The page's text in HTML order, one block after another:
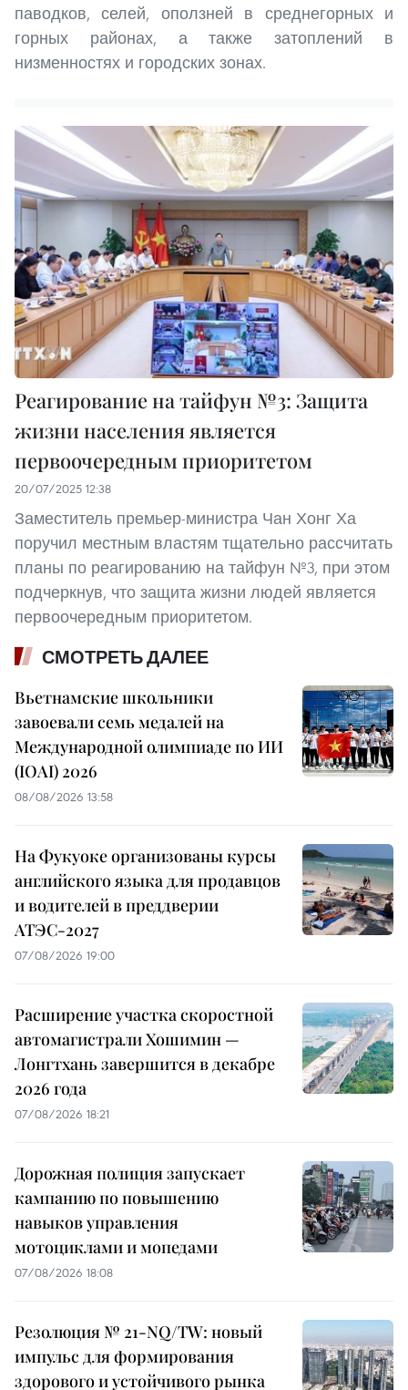
паводков, селей, оползней в среднегорных и
горных районах, а также затоплений в
низменностях и городских зонах.
Реагирование на тайфун №3: Защита
жизни населения является
первоочередным приоритетом
20/07/2025 12:38
Заместитель премьер-министра Чан Хонг Ха
поручил местным властям тщательно рассчитать
планы по реагированию на тайфун №3, при этом
подчеркнув, что защита жизни людей является
первоочередным приоритетом.
СМОТРЕТЬ ДАЛЕЕ
Вьетнамские школьники
завоевали семь медалей на
Международной олимпиаде по ИИ
(IOAI) 2026
08/08/2026 13:58
На Фукуоке организованы курсы
английского языка для продавцов
и водителей в преддверии
АТЭС-2027
07/08/2026 19:00
Расширение участка скоростной
автомагистрали Хошимин —
Лонгтхань завершится в декабре
2026 года
07/08/2026 18:21
Дорожная полиция запускает
кампанию по повышению
навыков управления
мотоциклами и мопедами
07/08/2026 18:08
Резолюция № 21-NQ/TW: новый
импульс для формирования
здорового и устойчивого рынка